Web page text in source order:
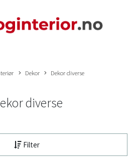
Dekor Dekor diverse
diverse
Filter